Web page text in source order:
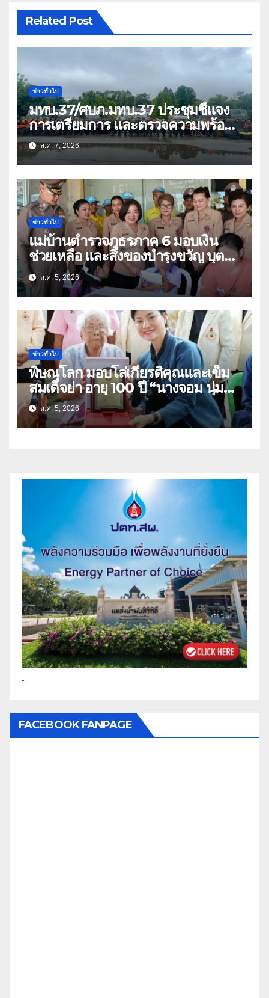
Related Post
ข่าวทั่วไป
มทบ.37/ศบภ.มทบ.37 ประชุมชี้แจง
การเตรียมการ และตรวจความพร้อม
ด้านการบรรเทาสาธารณภัย
ส.ค. 7, 2026
ข่าวทั่วไป
แม่บ้านตำรวจภูธรภาค 6 มอบเงิน
ช่วยเหลือ และสิ่งของบำรุงขวัญ บุตร-
ธิดา ข้าราชการตำรวจจังหวัด
อุทัยธานี
ส.ค. 5, 2026
ข่าวทั่วไป
พิษณุโลก มอบโล่เกียรติคุณและเข็ม
สมเด็จย่า อายุ 100 ปี “นางจอม นุ่ม
เนตร” ตำบลบ้านกร่าง อำเภอเมือง
ส.ค. 5, 2026
FACEBOOK FANPAGE